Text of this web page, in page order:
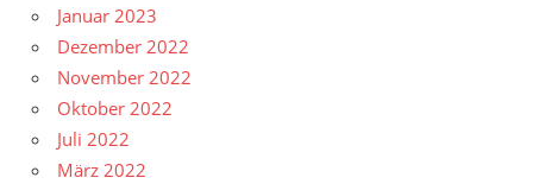
Januar 2023
Dezember 2022
November 2022
Oktober 2022
Juli 2022
März 2022